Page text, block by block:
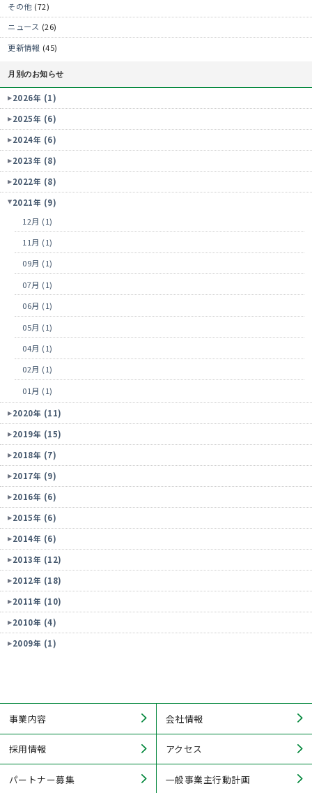
その他(72)
ニュース (26)
更新情報 (45)
月別のお知らせ
2026年 (1)
2025年 (6)
2024年 (6)
2023年 (8)
2022年 (8)
2021年 (9)
12月 (1)
11月 (1)
09月 (1)
07月 (1)
06月 (1)
05月 (1)
04月 (1)
02月 (1)
01月 (1)
2020年 (11)
2019年 (15)
2018年 (7)
2017年 (9)
2016年 (6)
2015年 (6)
2014年 (6)
2013年 (12)
2012年 (18)
2011年 (10)
2010年 (4)
2009年 (1)
事業内容 会社情報
採用情報 アクセス
パートナー募集 一般事業主行動計画